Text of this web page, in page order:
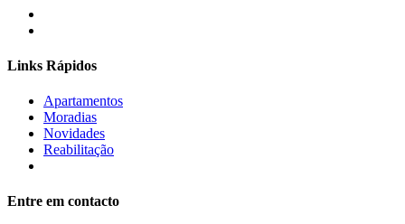
Links Rápidos
Apartamentos
Moradias
Novidades
Reabilitação
Entre em contacto